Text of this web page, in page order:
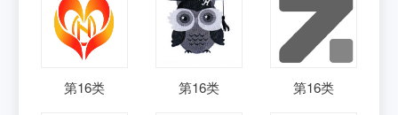
第16类 第16类 第16类